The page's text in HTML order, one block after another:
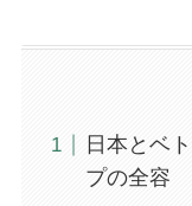
日本とベ
プの全容